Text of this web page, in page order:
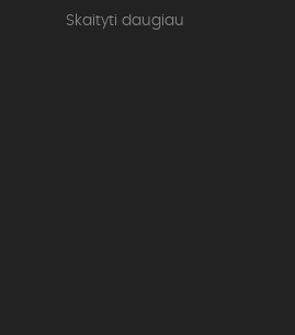
Skaityti daugiau